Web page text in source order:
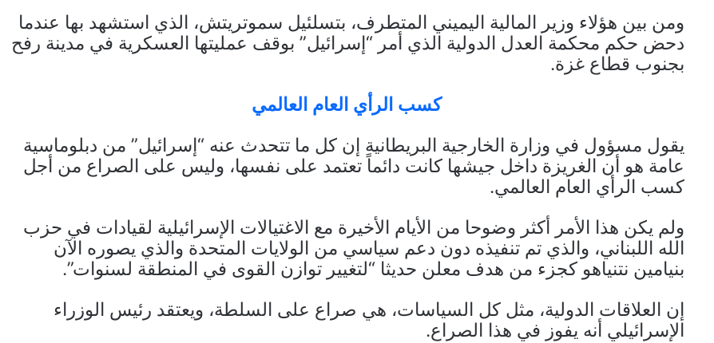
ومن بين هؤلاء وزير المالية اليميني المتطرف، بتسلئيل سموتريتش، الذي استشهد بها عندما
دحض حكم محكمة العدل الدولية الذي أمر “إسرائيل” بوقف عمليتها العسكرية في مدينة رفح
بجنوب قطاع غزة.
كسب الرأي العام العالمي
يقول مسؤول في وزارة الخارجية البريطانية إن كل ما تتحدث عنه “إسرائيل” من دبلوماسية
عامة هو أن الغريزة داخل جيشها كانت دائماً تعتمد على نفسها، وليس على الصراع من أجل
كسب الرأي العام العالمي.
ولم يكن هذا الأمر أكثر وضوحا من الأيام الأخيرة مع الاغتيالات الإسرائيلية لقيادات في حزب
الله اللبناني، والذي تم تنفيذه دون دعم سياسي من الولايات المتحدة والذي يصوره الآن
بنيامين نتنياهو كجزء من هدف معلن حديثا “لتغيير توازن القوى في المنطقة لسنوات”.
إن العلاقات الدولية، مثل كل السياسات، هي صراع على السلطة، ويعتقد رئيس الوزراء
الإسرائيلي أنه يفوز في هذا الصراع.